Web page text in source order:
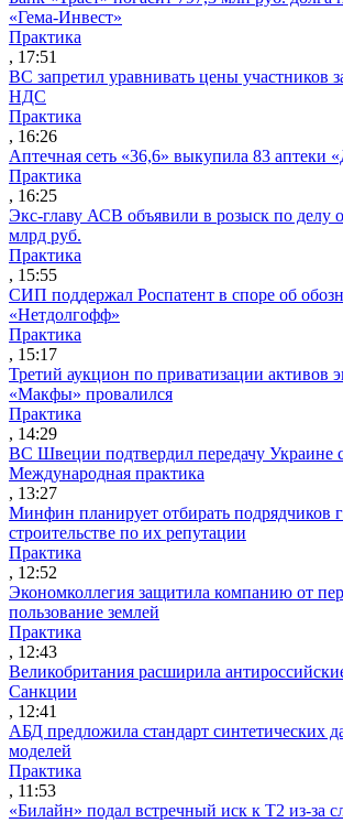
«Гема-Инвест»
Практика
, 17:51
ВС запретил уравнивать цены участников
НДС
Практика
, 16:26
Аптечная сеть «36,6» выкупила 83 аптеки
Практика
, 16:25
Экс-главу АСВ объявили в розыск по делу
млрд руб.
Практика
, 15:55
СИП поддержал Роспатент в споре об
«Нетдолгофф»
Практика
, 15:17
Третий аукцион по приватизации активов
«Макфы» провалился
Практика
, 14:29
ВС Швеции подтвердил передачу Украине
Международная практика
, 13:27
Минфин планирует отбирать подрядчиков
строительстве по их репутации
Практика
, 12:52
Экономколлегия защитила компанию от
пользование землей
Практика
, 12:43
Великобритания расширила
Санкции
, 12:41
АБД предложила стандарт синтетических
моделей
Практика
, 11:53
«Билайн» подал встречный иск к Т2 из-за